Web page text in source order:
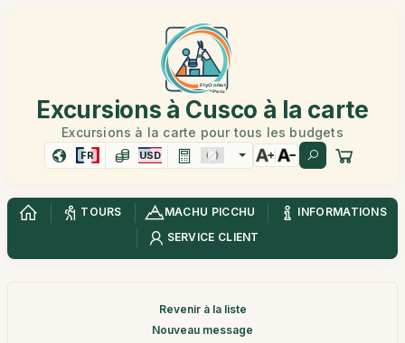
Excursions à Cusco à la carte
Excursions à la carte pour tous les budgets
FR USD
TOURS MACHU PICCHU
INFORMATIONS
SERVICE CLIENT
Revenir à la liste
Nouveau message